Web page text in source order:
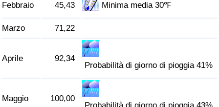
Febbraio 45,43 Minima media 30℉
Marzo 71,22
Aprile 92,34
Probabilità di giorno di pioggia 41%
Maggio 100,00
Indice dell’Inquinamento per Nazione